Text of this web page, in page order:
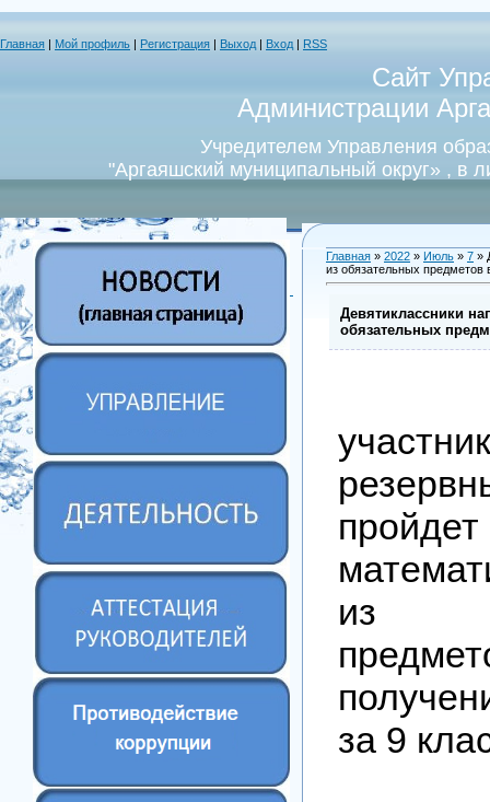
Главная Мой профиль Регистрация Выход Вход RSS
Сайт
Администрации
Учредителем Управления
"Аргаяшский муниципальный округ» , в
Главная » 2022 » Июль » 7 »
из обязательных предметов
Девятиклассники
обязательных
из
за 9